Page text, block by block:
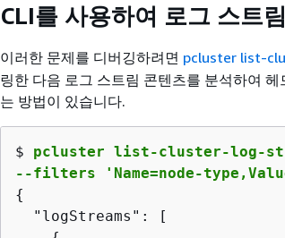
CLI를 사용하여 로그 스트
이러한 문제를 디버깅하려면 pcluster list-
링한 다음 로그 스트림 콘텐츠를 분석하여
는 방법이 있습니다.
$ pcluster list-cluster-log-
--filters 'Name=node-
{
  "logStreams": [